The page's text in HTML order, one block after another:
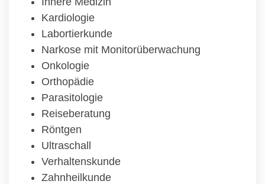
Kardiologie
Labortierkunde
Narkose mit Monitorüberwachung
Onkologie
Orthopädie
Parasitologie
Reiseberatung
Röntgen
Ultraschall
Verhaltenskunde
Zahnheilkunde